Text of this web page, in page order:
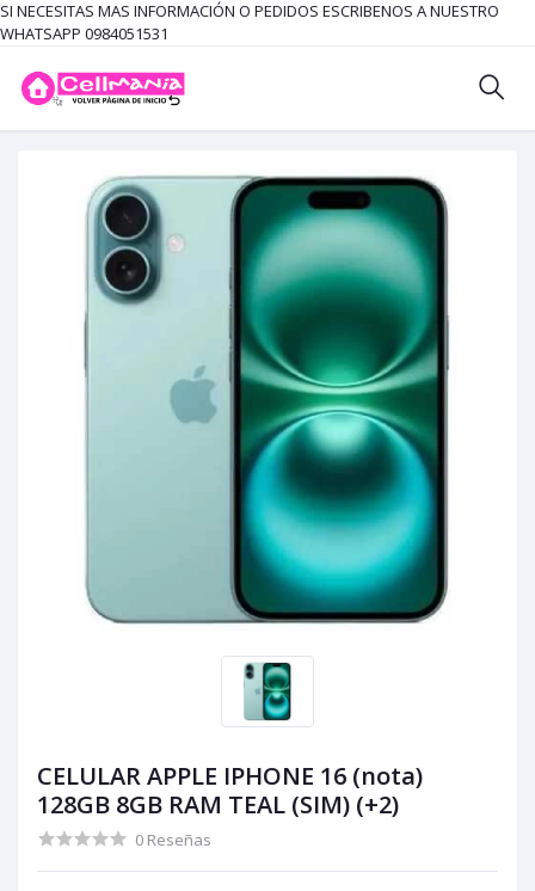
SI NECESITAS MAS INFORMACIÓN O PEDIDOS ESCRIBENOS A NUESTRO
WHATSAPP 0984051531
CELULAR APPLE IPHONE 16 (nota)
128GB 8GB RAM TEAL (SIM) (+2)
0 Reseñas